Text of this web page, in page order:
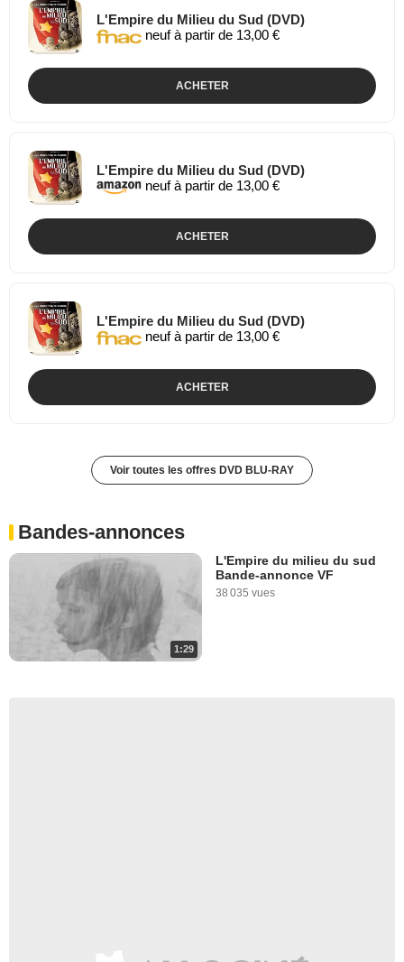
L'Empire du Milieu du Sud (DVD)
neuf à partir de 13,00 €
ACHETER
L'Empire du Milieu du Sud (DVD)
neuf à partir de 13,00 €
ACHETER
L'Empire du Milieu du Sud (DVD)
neuf à partir de 13,00 €
ACHETER
Voir toutes les offres DVD BLU-RAY
Bandes-annonces
1:29
L'Empire du milieu du sud
Bande-annonce VF
38 035 vues